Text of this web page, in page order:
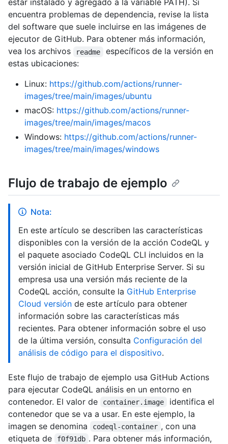
estar instalado y agregado a la variable PATH). Si
encuentra problemas de dependencia, revise la lista
del software que suele incluirse en las imágenes de
ejecutor de GitHub. Para obtener más información,
vea los archivos
readme
específicos de la versión en
estas ubicaciones:
Linux: https://github.com/actions/runner-
images/tree/main/images/ubuntu
macOS: https://github.com/actions/runner-
images/tree/main/images/macos
Windows: https://github.com/actions/runner-
images/tree/main/images/windows
Flujo de trabajo de ejemplo
Nota:
En este artículo se describen las características
disponibles con la versión de la acción CodeQL y
el paquete asociado CodeQL CLI incluidos en la
versión inicial de GitHub Enterprise Server. Si su
empresa usa una versión más reciente de la
CodeQL acción, consulte la GitHub Enterprise
Cloud versión de este artículo para obtener
información sobre las características más
recientes. Para obtener información sobre el uso
de la última versión, consulta Configuración del
análisis de código para el dispositivo.
Este flujo de trabajo de ejemplo usa GitHub Actions
para ejecutar CodeQL análisis en un entorno en
contenedor. El valor de
container.image
identifica el
contenedor que se va a usar. En este ejemplo, la
imagen se denomina
codeql-container , con una
etiqueta de
f0f91db . Para obtener más información,